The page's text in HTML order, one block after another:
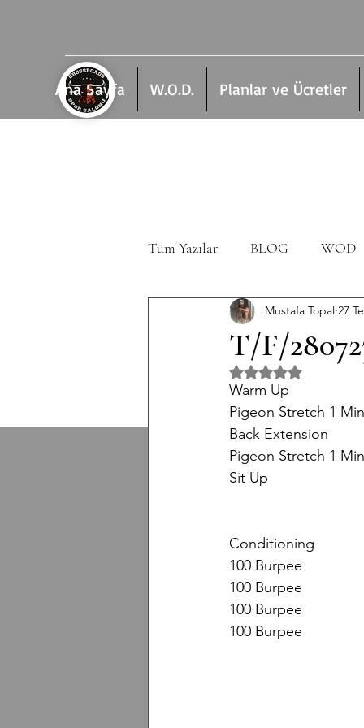
Ana Sayfa W.O.D. Planlar ve Ücretler
Tüm Yazılar BLOG WOD
T/F/
Mustafa Topal 27
5 üzerinden NaN
Warm Up
Pigeon Stretch 1
Back Extension
Pigeon Stretch 1
Sit Up
Conditioning
100 Burpee
100 Burpee
100 Burpee
100 Burpee